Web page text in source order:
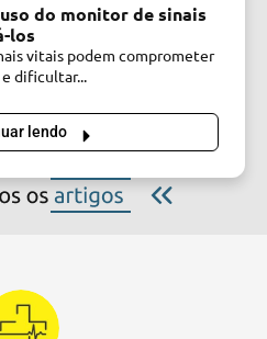
do monitor de sinais
los
vitais podem comprometer
dificultar...
lendo